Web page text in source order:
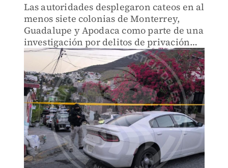
Las autoridades desplegaron cateos en al
menos siete colonias de Monterrey,
Guadalupe y Apodaca como parte de una
investigación por delitos de privación
ilegal de la libertad y extorsión.